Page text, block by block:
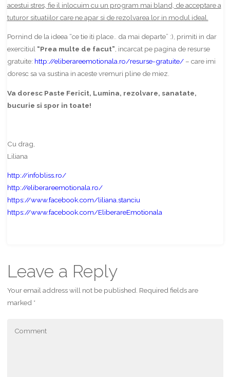
acestui stres, fie il inlocuim cu un program mai bland, de acceptare a
tuturor situatiilor care ne apar si de rezolvarea lor in modul ideal.
Pornind de la ideea “ce tie iti place.. da mai departe” :), primiti in dar
exercitiul “Prea multe de facut” , incarcat pe pagina de resurse
gratuite: http://eliberareemotionala.ro/resurse-gratuite/– care imi
doresc sa va sustina in aceste vremuri pline de miez.
Va doresc Paste Fericit, Lumina, rezolvare, sanatate,
bucurie si spor in toate!
Cu drag,
Liliana
http://infobliss.ro/
http://eliberareemotionala.ro/
https://www.facebook.com/liliana.stanciu
https://www.facebook.com/EliberareEmotionala
Leave a Reply
Your email address will not be published. Required fields are
marked *